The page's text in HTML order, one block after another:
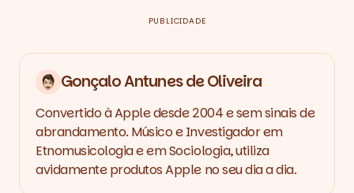
PUBLICIDADE
Gonçalo Antunes de Oliveira
Convertido à Apple desde 2004 e sem sinais de
abrandamento. Músico e Investigador em
Etnomusicologia e em Sociologia, utiliza
avidamente produtos Apple no seu dia a dia.